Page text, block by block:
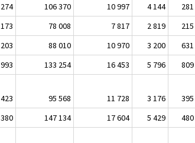
106 370 10 997 4 144 281
78 008 7 817 2 819 215
88 010 10 970 3 200 631
133 254 16 453 5 796 809
95 568 11 728 3 176 395
147 134 17 604 5 429 480